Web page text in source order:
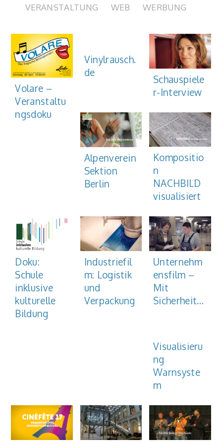
VERANSTALTUNG
WEB WERBUNG
Volare –
Veranstaltu
ngsdoku
Vinylrausch.
de
Schauspiele
r-Interview
Alpenverein
Sektion
Berlin
Kompositio
n
NACHBILD
visualisiert
Doku:
Schule
inklusive
kulturelle
Bildung
Industriefil
m: Logistik
und
Verpackung
Unternehm
ensfilm –
Mit
Sicherheit…
Visualisieru
ng
Warnsyste
m